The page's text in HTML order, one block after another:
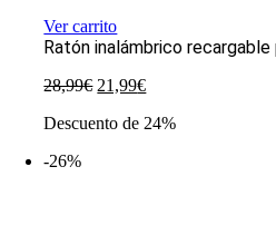
Ver carrito
Ratón inalámbrico recargable
28,99€ El
original
21,99€El
actual
Descuento de 24%
-26%